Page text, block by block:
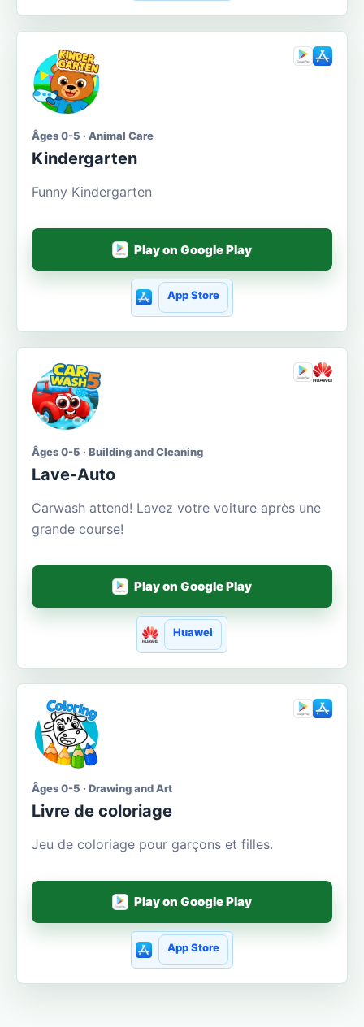
Âges 0-5 · Animal Care
Kindergarten
Funny Kindergarten
Play on Google Play
App Store
Âges 0-5 · Building and Cleaning
Lave-Auto
Carwash attend! Lavez votre voiture après une
grande course!
Play on Google Play
Huawei
Âges 0-5 · Drawing and Art
Livre de coloriage
Jeu de coloriage pour garçons et filles.
Play on Google Play
App Store